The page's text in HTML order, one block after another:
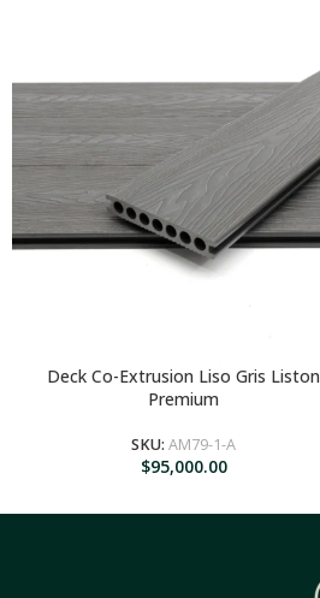
AGREGAR AL CARRITO
Deck Co-Extrusion Liso Gris Liston
Premium
SKU:AM79-1-A
$95,000.00